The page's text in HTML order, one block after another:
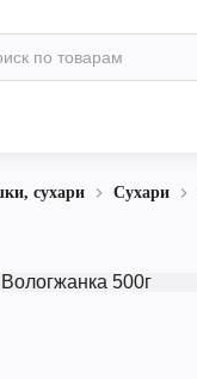
сухари Сухари